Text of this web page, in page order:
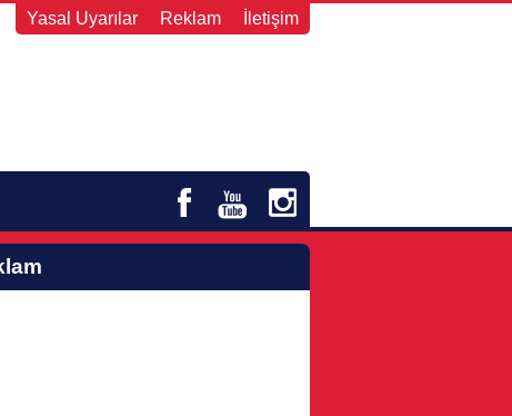
Yasal Uyarılar Reklam İletişim